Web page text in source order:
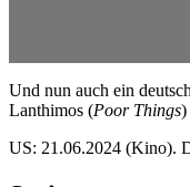
Und nun auch ein
Lanthimos (Poor Things)
US: 21.06.2024 (Kino).